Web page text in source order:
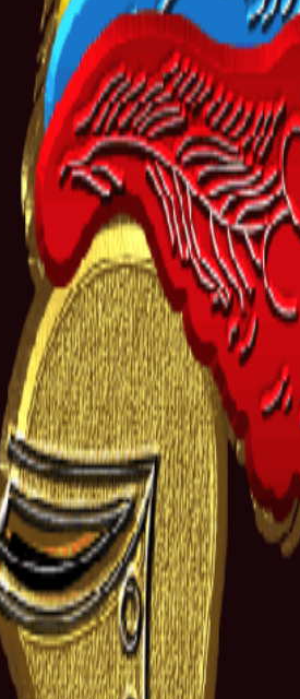
p.m. jornada continua